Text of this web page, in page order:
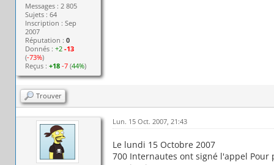
Messages : 2 805
Sujets : 64
Inscription : Sep
2007
Réputation :0
Donnés :+2 -13
(-73%)
Reçus :+18 -7 (44%)
Trouver
Lun. 15 Oct. 2007, 21:43
Le lundi 15 Octobre 2007
700 Internautes ont signé l'appel